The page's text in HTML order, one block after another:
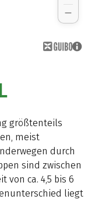
größtenteils
meist
durch
sind zwischen
von ca. 4,5 bis 6
liegt